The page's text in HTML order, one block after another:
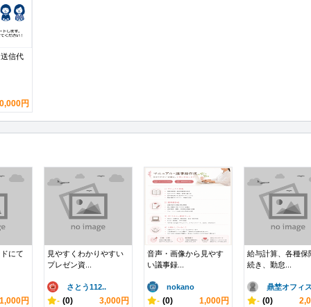
信代
円
にて
1,000円
見やすくわかりやすい
プレゼン資...
さとう112..
- (0) 3,000円
​音声・画像から見やす
い議事録...
nokano
- (0) 1,000円
給与計算、各種保
続き、勤怠...
鼎埜オフィ
- (0)